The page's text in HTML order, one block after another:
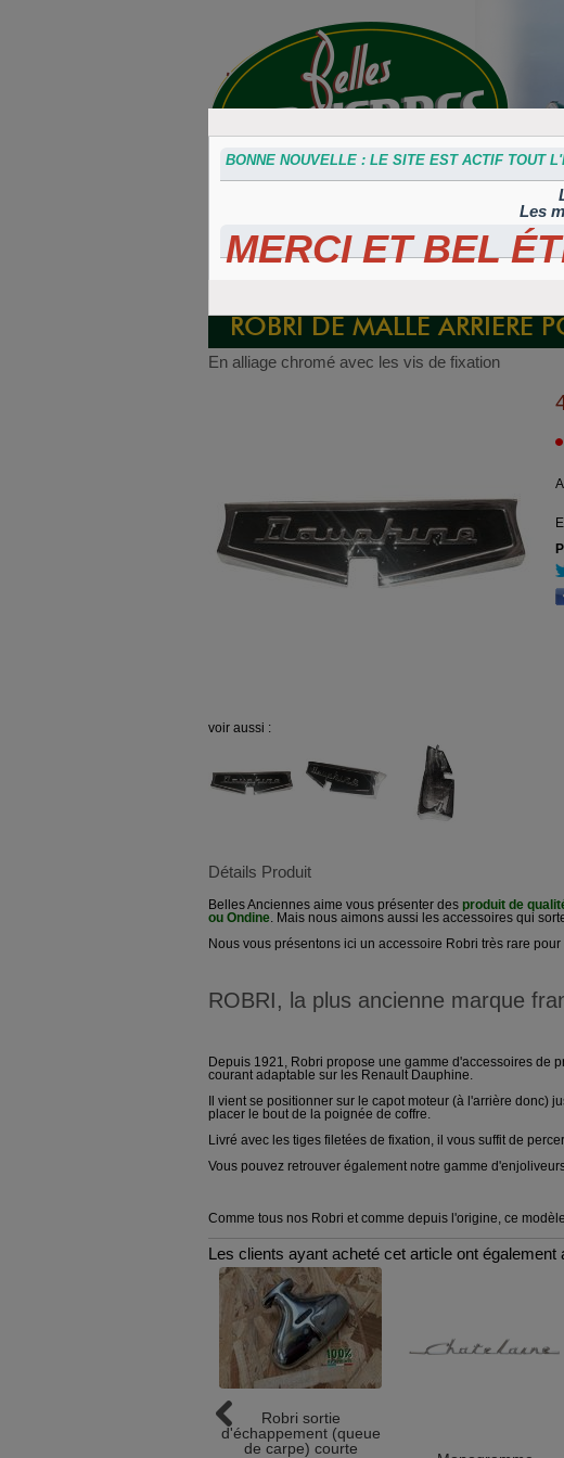
Accessoires
divers
Plaques 3D
Maillefaud et
Plaques
immatriculation
BONNE NOUVELLE : LE SITE EST ACTIF TOUT
Les
MERCI ET BEL
ROBRI DE MALLE ARRIÈRE
En alliage chromé avec les vis de fixation
voir aussi :
Détails Produit
Belles Anciennes aime vous présenter des produit de
ou Ondine. Mais nous aimons aussi les accessoires qui
Nous vous présentons ici un accessoire Robri très rare
ROBRI, la plus ancienne marque
Depuis 1921, Robri propose une gamme d'accessoires de
courant adaptable sur les Renault Dauphine.
Il vient se positionner sur le capot moteur (à l'arrière
placer le bout de la poignée de coffre.
Livré avec les tiges filetées de fixation, il vous suffit de
Vous pouvez retrouver également notre gamme
Comme tous nos Robri et comme depuis l'origine, ce
Les clients ayant acheté cet article ont également
Robri sortie
d'échappement (queue
de carpe) courte